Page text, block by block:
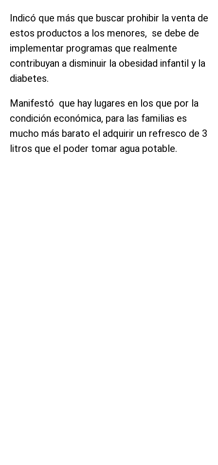
Indicó que más que buscar prohibir la venta de
estos productos a los menores, se debe de
implementar programas que realmente
contribuyan a disminuir la obesidad infantil y la
diabetes.
Manifestó que hay lugares en los que por la
condición económica, para las familias es
mucho más barato el adquirir un refresco de 3
litros que el poder tomar agua potable.